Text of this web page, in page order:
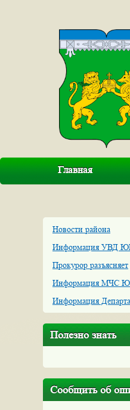
Главная
Новости района
Информация УВД
Прокурор разъясняет
Информация МЧС
Информация
Полезно знать
Сообщить об